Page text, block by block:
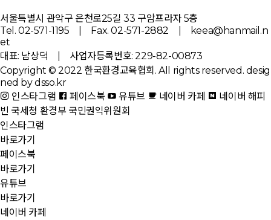
서울특별시 관악구 은천로25길 33 구암프라자 5층
Tel. 02-571-1195 | Fax. 02-571-2882 | keea@hanmail.n
et
대표: 남상덕 | 사업자등록번호: 229-82-00873
Copyright © 2022 한국환경교육협회. All rights reserved. desig
ned by dsso.kr
인스타그램
페이스북 유튜브 네이버 카페
네이버 해피
빈 국세청 환경부 국민권익위원회
인스타그램
바로가기
페이스북
바로가기
유튜브
바로가기
네이버 카페